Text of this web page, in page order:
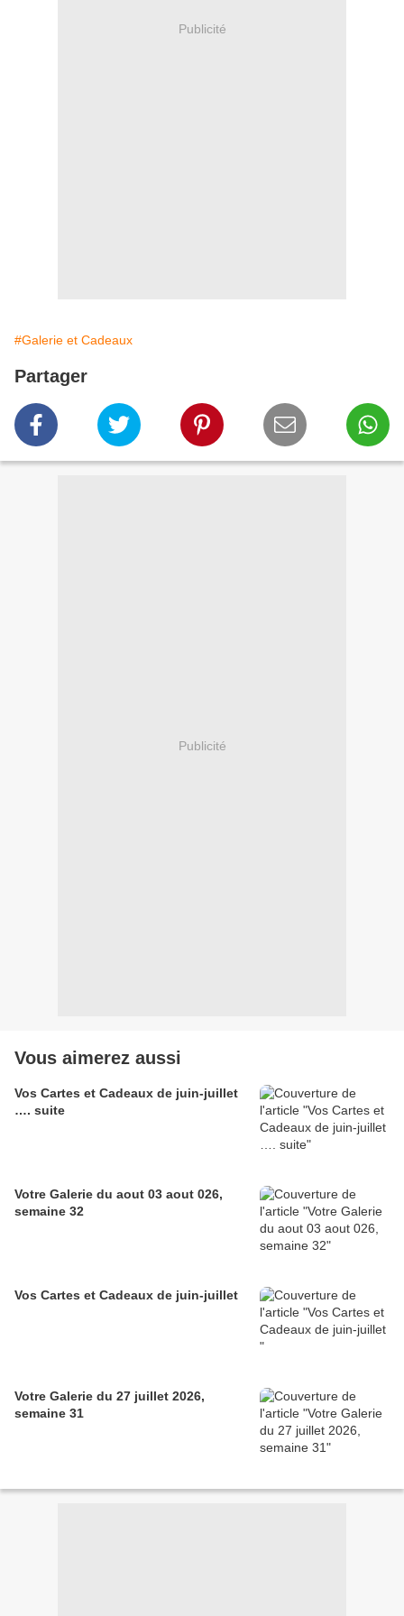
Publicité
#Galerie et Cadeaux
Partager
Publicité
Vous aimerez aussi
Vos Cartes et Cadeaux de juin-juillet
…. suite
Votre Galerie du aout 03 aout 026,
semaine 32
Vos Cartes et Cadeaux de juin-juillet
Votre Galerie du 27 juillet 2026,
semaine 31